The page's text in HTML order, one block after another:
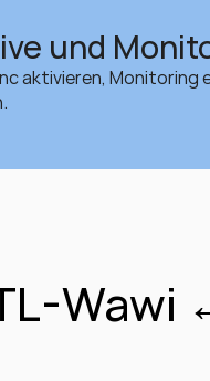
und
aktivieren, Monitoring
Wawi